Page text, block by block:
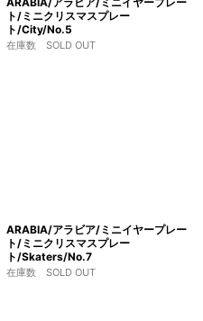
ト/ミニクリスマスプレー
ト/City/No.5
在庫数 SOLD OUT
ARABIA/アラビア/ミニイヤープレー
ト/ミニクリスマスプレー
ト/Skaters/No.7
在庫数 SOLD OUT